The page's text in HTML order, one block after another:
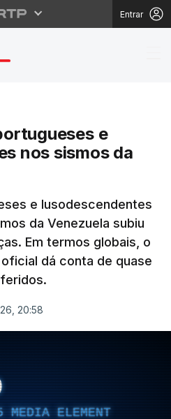
Entrar
81
e
nos sismos da
e lusodescendentes
da Venezuela subiu
Em termos globais, o
dá conta de quase
20:58
MEDIA ELEMENT